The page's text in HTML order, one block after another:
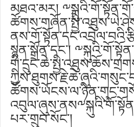
མཐའ་མར།
སྙན་སྒྲོན་དང་།
པར་གྲུབ་སོང་།